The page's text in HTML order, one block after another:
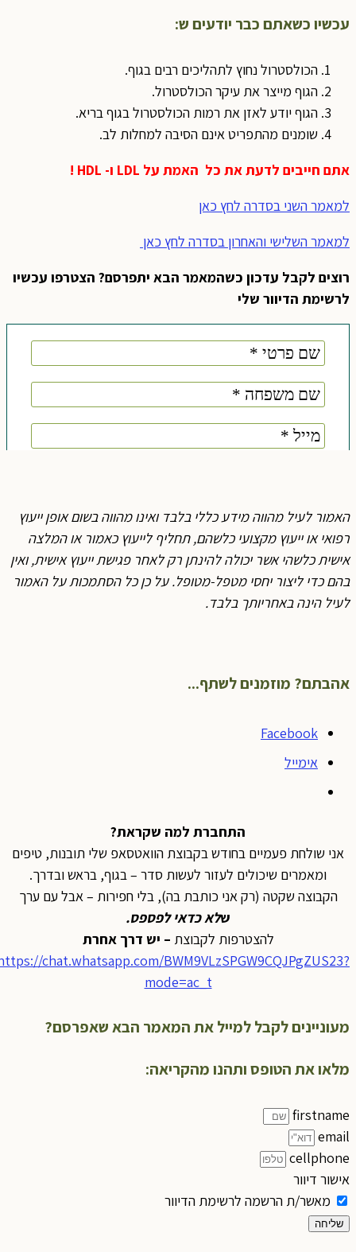
עכשיו כשאתם כבר יודעים ש:
הכולסטרול נחוץ לתהליכים רבים בגוף.
הגוף מייצר את עיקר הכולסטרול.
הגוף יודע לאזן את רמות הכולסטרול בגוף בריא.
שומנים מהתפריט אינם הסיבה למחלות לב.
אתם חייבים לדעתאת כל האמת על LDLו- HDL
!
למאמר השני בסדרה לחץ כאן
למאמר השלישי והאחרון בסדרה לחץ כאן
רוצים לקבל עדכון כשהמאמר הבא יתפרסם? הצטרפו עכשיו
לרשימת הדיוור שלי
האמור לעיל מהווה מידע כללי בלבד ואינו מהווה בשום אופן ייעוץ
רפואי או ייעוץ מקצועי כלשהם, תחליף לייעוץ כאמור או המלצה
אישית כלשהי אשר יכולה להינתן רק לאחר פגישת ייעוץ אישית, ואין
בהם כדי ליצור יחסי מטפל-מטופל. על כן כל הסתמכות על האמור
לעיל הינה באחריותך בלבד.
אהבתם? מוזמנים לשתף...
Facebook
אימייל
התחברת למה שקראת?
אני שולחת פעמיים בחודש בקבוצת הוואטסאפ שלי תובנות, טיפים
ומאמרים שיכולים לעזור לעשות סדר – בגוף, בראש ובדרך.
הקבוצה שקטה (רק אני כותבת בה), בלי חפירות – אבל עם ערך
שלא כדאי לפספס.
להצטרפות לקבוצת– יש דרך אחרת
https://chat.whatsapp.com/BWM9VLzSPGW9CQJPgZUS23?
mode=ac_t
מעוניינים לקבל למייל את המאמר הבא שאפרסם?
מלאו את הטופס ותהנו מהקריאה:
firstname
email
cellphone
אישור דיוור
מאשר/ת הרשמה לרשימת הדיוור
שליחה